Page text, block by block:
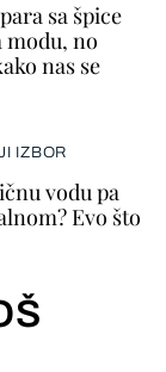
sa špice
modu, no
nas se
IZBOR
vodu pa
Evo što